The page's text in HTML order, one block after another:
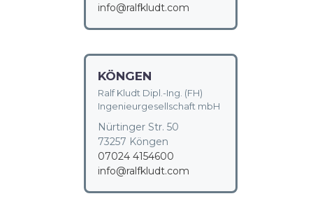
info@ralfkludt.com
KÖNGEN
Ralf Kludt Dipl.-Ing. (FH)
Ingenieurgesellschaft mbH
Nürtinger Str. 50
73257 Köngen
07024 4154600
info@ralfkludt.com